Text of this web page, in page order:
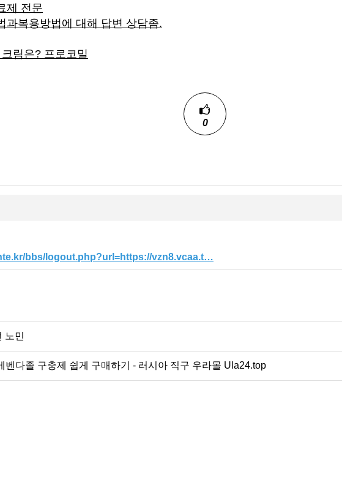
제 전문
과복용방법에 대해 답변 상담좀.
림은? 프로코밀
0
bbs/logout.php?url=https://vzn8.vcaa.t…
노민
벤다졸 구충제 쉽게 구매하기 - 러시아 직구 우라몰 Ula24.top